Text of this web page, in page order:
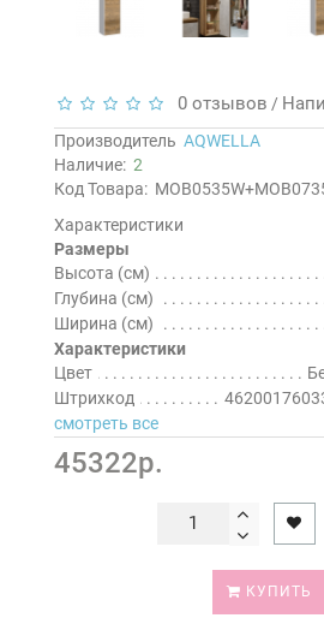
0 отзывов /
Производитель AQWELLA
Наличие: 2
Код Товара:
Характеристики
Размеры
Высота (см)
Глубина (см)
Ширина (см)
Характеристики
Цвет
Штрихкод
смотреть все
45322р.
КУПИТЬ